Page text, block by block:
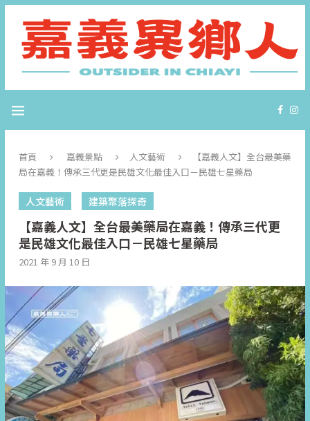
首頁 嘉義景點 人文藝術
【嘉義人文】全台最美藥
局在嘉義！傳承三代更是民雄文化最佳入口－民雄七星藥局
人文藝術 建築聚落探奇
【嘉義人文】全台最美藥局在嘉義！傳承三代更
是民雄文化最佳入口－民雄七星藥局
2021 年 9 月 10 日